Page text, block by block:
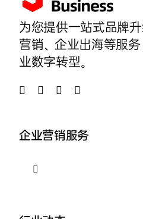
为您提供一站式品牌
营销、企业出海等服
业数字转型。
企业营销服务
切
航